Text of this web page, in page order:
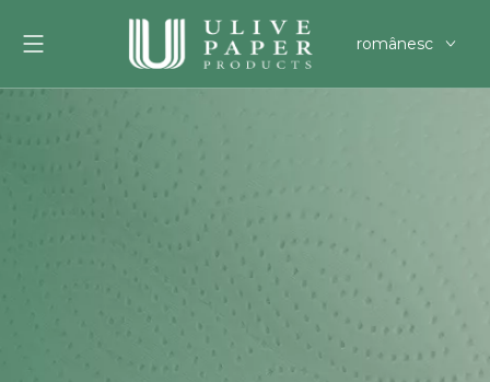
românesc
한국어
Filipino
svenska